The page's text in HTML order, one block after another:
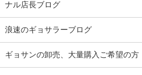
ナル店長ブログ
浪速のギョサラーブログ
ギョサンの卸売、大量購入ご希望の方